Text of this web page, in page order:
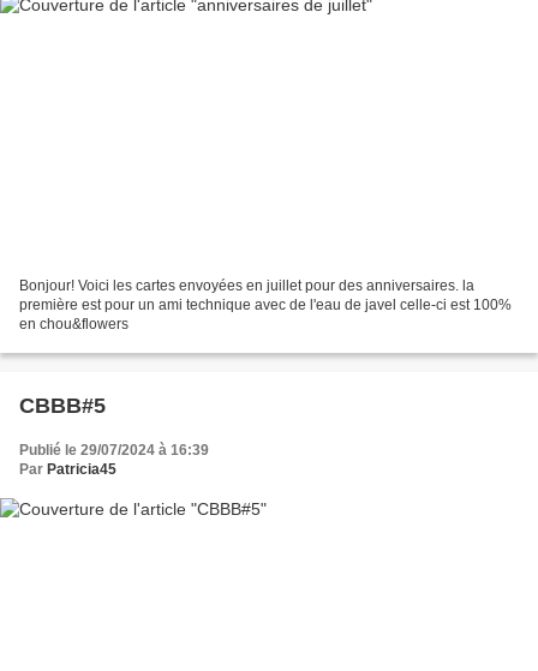
Bonjour! Voici les cartes envoyées en juillet pour des anniversaires. la
première est pour un ami technique avec de l'eau de javel celle-ci est 100%
en chou&flowers
CBBB#5
Publié le 29/07/2024 à 16:39
Par Patricia45